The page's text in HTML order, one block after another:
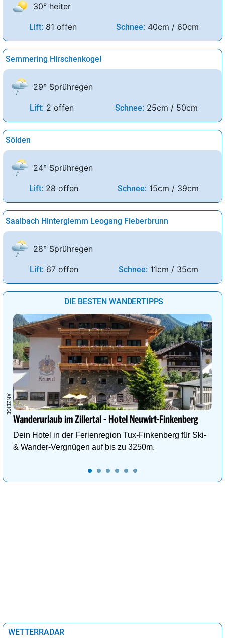
30° heiter
Lift: 81 offen Schnee: 40cm / 60cm
Semmering Hirschenkogel
29° Sprühregen
Lift: 2 offen Schnee: 25cm / 50cm
Sölden
24° Sprühregen
Lift: 28 offen Schnee: 15cm / 39cm
Saalbach Hinterglemm Leogang Fieberbrunn
28° Sprühregen
Lift: 67 offen Schnee: 11cm / 35cm
DIE BESTEN WANDERTIPPS
Wanderurlaub im Zillertal - Hotel Neuwirt-Finkenberg
Dein Hotel in der Ferienregion Tux-Finkenberg für Ski-
& Wander-Vergnügen auf bis zu 3250m.
WETTERRADAR